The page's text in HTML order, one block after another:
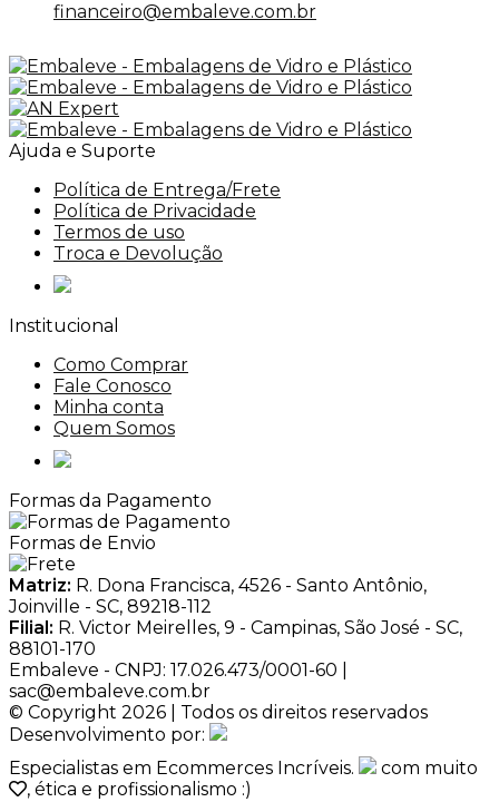
financeiro@embaleve.com.br
Ajuda e Suporte
Política de Entrega/Frete
Política de Privacidade
Termos de uso
Troca e Devolução
Institucional
Como Comprar
Fale Conosco
Minha conta
Quem Somos
Formas da Pagamento
Formas de Envio
Matriz: R. Dona Francisca, 4526 - Santo Antônio,
Joinville - SC, 89218-112
Filial: R. Victor Meirelles, 9 - Campinas, São José - SC,
88101-170
Embaleve - CNPJ: 17.026.473/0001-60 |
sac@embaleve.com.br
© Copyright 2026 | Todos os direitos reservados
Desenvolvimento por:
Especialistas em Ecommerces Incríveis.
com muito
, ética e profissionalismo :)